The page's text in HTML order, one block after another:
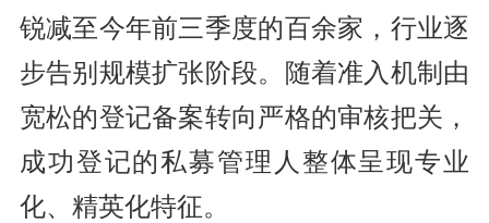
锐减至今年前三季度的百余家，行业逐
步告别规模扩张阶段。随着准入机制由
宽松的登记备案转向严格的审核把关，
成功登记的私募管理人整体呈现专业
化、精英化特征。